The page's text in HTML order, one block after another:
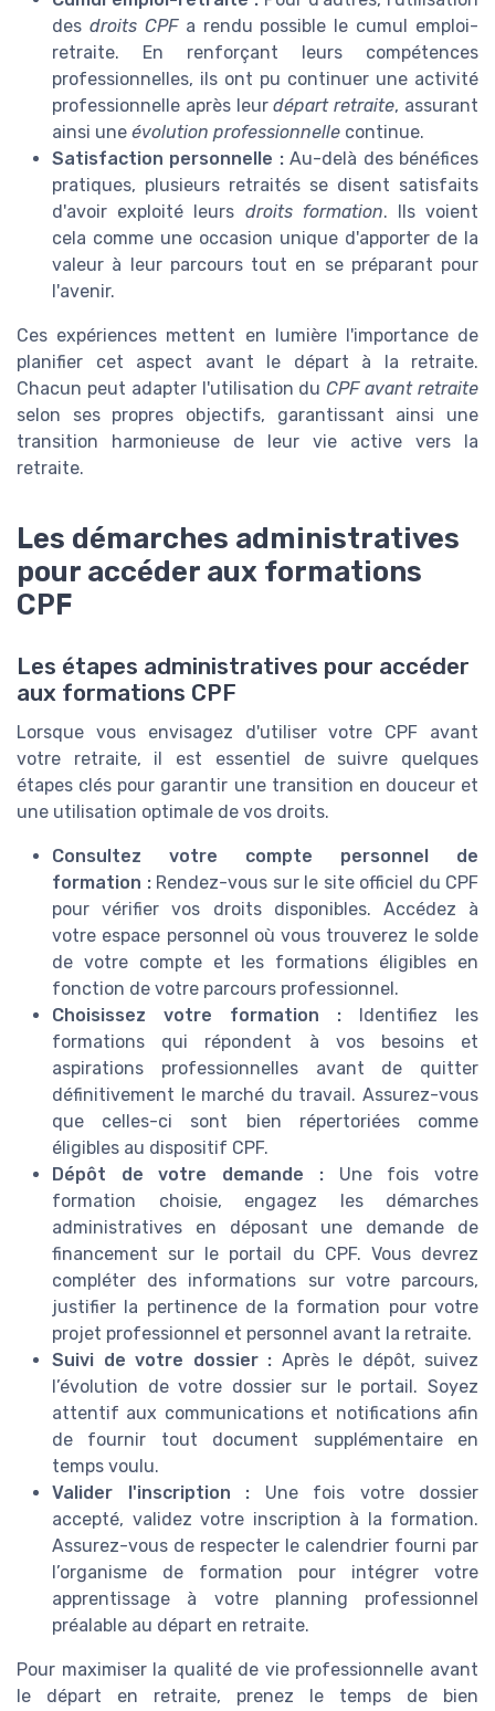
des droits CPFa rendu possible le cumul emploi-
retraite. En renforçant leurs compétences
professionnelles, ils ont pu continuer une activité
professionnelle après leurdépart retraite, assurant
ainsi une évolution professionnelle continue.
Satisfaction personnelle :Au-delà des bénéfices
pratiques, plusieurs retraités se disent satisfaits
d'avoir exploité leurs droits formation. Ils voient
cela comme une occasion unique d'apporter de la
valeur à leur parcours tout en se préparant pour
l'avenir.
Ces expériences mettent en lumière l'importance de
planifier cet aspect avant le départ à la retraite.
Chacun peut adapter l'utilisation duCPF avant retraite
selon ses propres objectifs, garantissant ainsi une
transition harmonieuse de leur vie active vers la
retraite.
Les démarches administratives
pour accéder aux formations
CPF
Les étapes administratives pour accéder
aux formations CPF
Lorsque vous envisagez d'utiliser votre CPF avant
votre retraite, il est essentiel de suivre quelques
étapes clés pour garantir une transition en douceur et
une utilisation optimale de vos droits.
Consultez votre compte personnel de
formation :Rendez-vous sur le site officiel du CPF
pour vérifier vos droits disponibles. Accédez à
votre espace personnel où vous trouverez le solde
de votre compte et les formations éligibles en
fonction de votre parcours professionnel.
Choisissez votre formation : Identifiez les
formations qui répondent à vos besoins et
aspirations professionnelles avant de quitter
définitivement le marché du travail. Assurez-vous
que celles-ci sont bien répertoriées comme
éligibles au dispositif CPF.
Dépôt de votre demande :Une fois votre
formation choisie, engagez les démarches
administratives en déposant une demande de
financement sur le portail du CPF. Vous devrez
compléter des informations sur votre parcours,
justifier la pertinence de la formation pour votre
projet professionnel et personnel avant la retraite.
Suivi de votre dossier : Après le dépôt, suivez
l’évolution de votre dossier sur le portail. Soyez
attentif aux communications et notifications afin
de fournir tout document supplémentaire en
temps voulu.
Valider l'inscription : Une fois votre dossier
accepté, validez votre inscription à la formation.
Assurez-vous de respecter le calendrier fourni par
l’organisme de formation pour intégrer votre
apprentissage à votre planning professionnel
préalable au départ en retraite.
Pour maximiser la qualité de vie professionnelle avant
le départ en retraite, prenez le temps de bien